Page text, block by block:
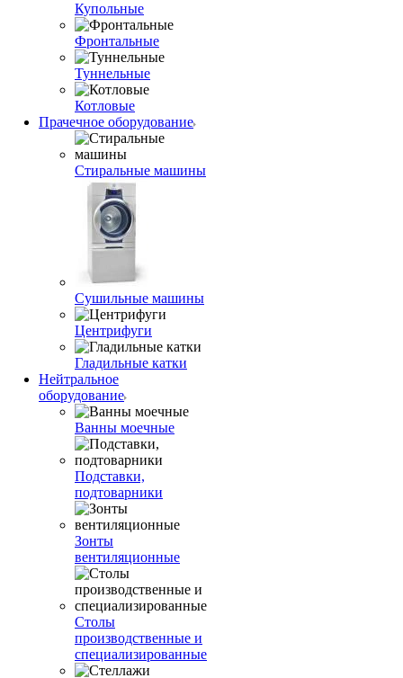
Купольные
Фронтальные
Туннельные
Котловые
Прачечное оборудование
Стиральные машины
Сушильные машины
Центрифуги
Гладильные катки
Нейтральное
оборудование
Ванны моечные
Подставки,
подтоварники
Зонты
вентиляционные
Столы
производственные и
специализированные